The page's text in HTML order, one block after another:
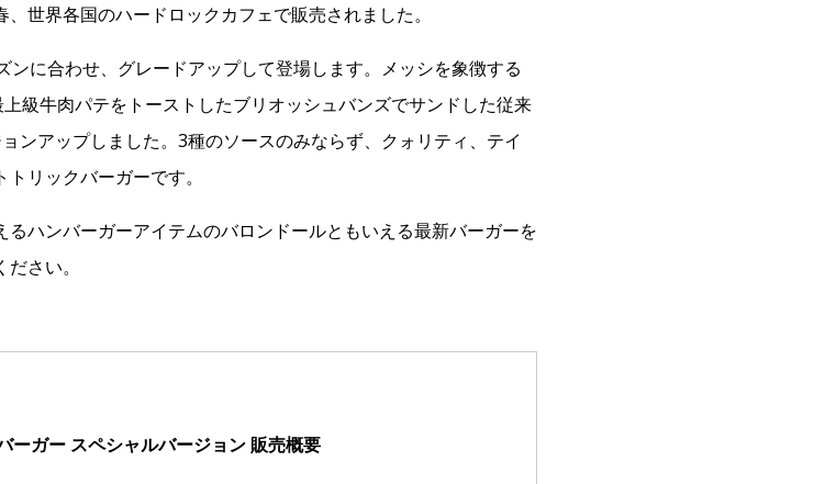
世界各国のハードロックカフェで販売されました。
ンに合わせ、グレードアップして登場します。メッシを象徴する
級牛肉パテをトーストしたブリオッシュバンズでサンドした従来
ンアップしました。3種のソースのみならず、クォリティ、テイ
リックバーガーです。
ハンバーガーアイテムのバロンドールともいえる最新バーガーを
さい。
ガー スペシャルバージョン 販売概要